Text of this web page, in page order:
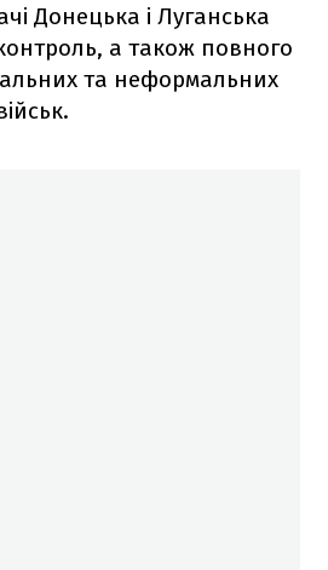
Донецька і Луганська
а також повного
та неформальних